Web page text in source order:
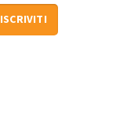
ISCRIVITI